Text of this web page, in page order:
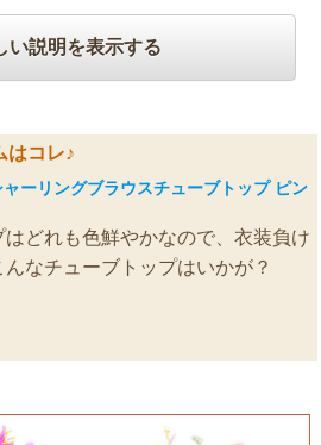
い説明を表示する
はコレ♪
ーリングブラウスチューブトップ ピン
はどれも色鮮やかなので、衣装負け
んなチューブトップはいかが？